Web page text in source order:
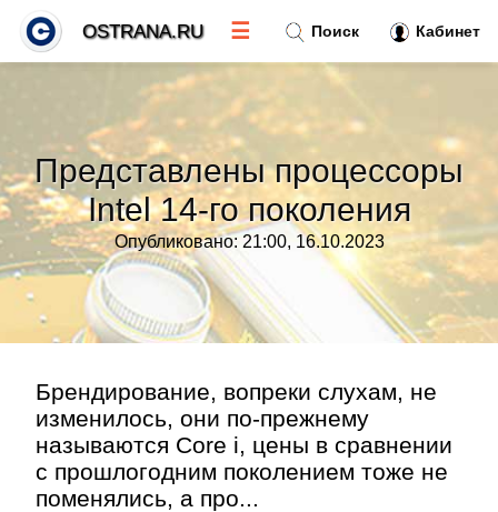
Представлены процессоры
Intel 14-го поколения
Опубликовано: 21:00, 16.10.2023
Брендирование, вопреки слухам, не
изменилось, они по-прежнему
называются Core i, цены в сравнении
с прошлогодним поколением тоже не
поменялись, а про...
Поиск Кабинет
OSTRANA.RU ☰
Тренды новостей»
Рубрики»
Правила»
Контакт»